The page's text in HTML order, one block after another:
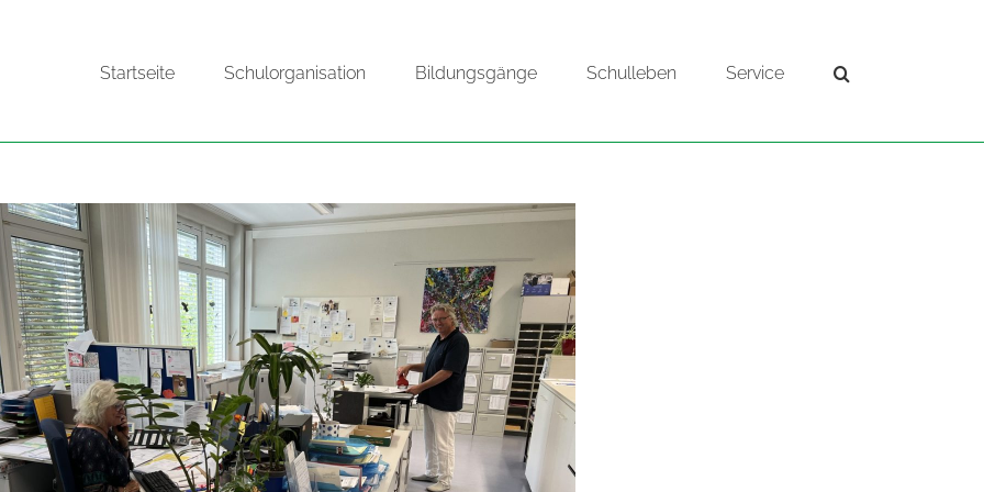
Startseite Schulorganisation Bildungsgänge Schulleben Service